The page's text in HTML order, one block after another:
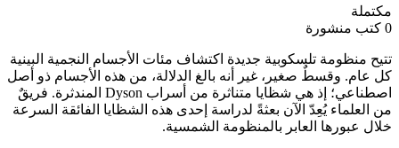
مكتملة
0 كتب منشورة
تتيح منظومة تلسكوبية جديدة اكتشاف مئات الأجسام النجمية البينية
كل عام. وقسطٌ صغير، غير أنه بالغ الدلالة، من هذه الأجسام ذو أصل
اصطناعي؛ إذ هي شظايا متناثرة من أسراب Dyson المندثرة. فريقٌ
من العلماء يُعِدّ الآن بعثةً لدراسة إحدى هذه الشظايا الفائقة السرعة
خلال عبورها العابر بالمنظومة الشمسية.